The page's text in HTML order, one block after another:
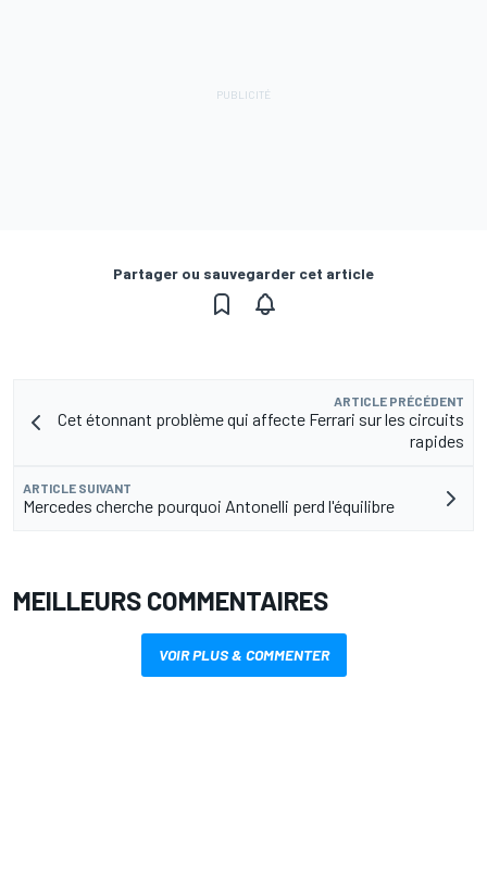
Partager ou sauvegarder cet article
ARTICLE PRÉCÉDENT
Cet étonnant problème qui affecte Ferrari sur les circuits
rapides
ARTICLE SUIVANT
Mercedes cherche pourquoi Antonelli perd l'équilibre
MEILLEURS COMMENTAIRES
VOIR PLUS & COMMENTER